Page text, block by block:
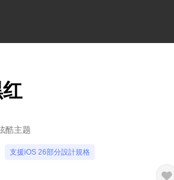
酷主题
支援iOS 26部分設計規格